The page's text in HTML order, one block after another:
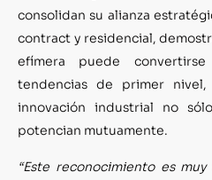
consolidan su alianza
contract y residencial,
efímera puede
tendencias de primer
innovación industrial no
potencian mutuamente.
“Este reconocimiento es